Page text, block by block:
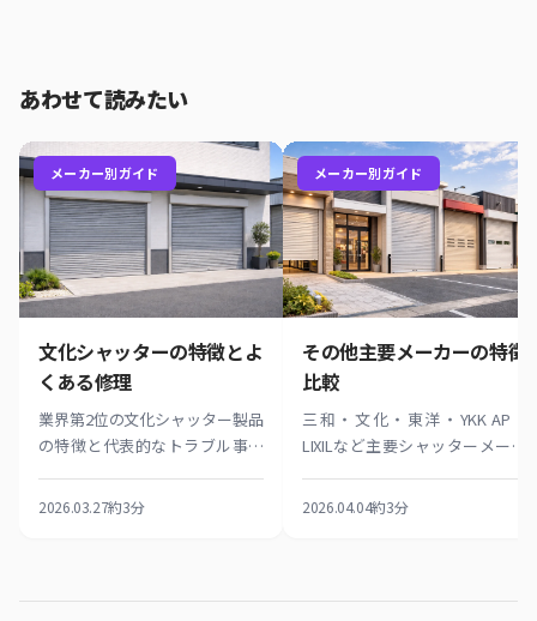
あわせて読みたい
メーカー別ガイド
文化シャッターの特徴とよ
くある修理
業界第2位の文化シャッター製品
の特徴と代表的なトラブル事例
対応工事店として豊富な修理実
2026.03.27約3分
メーカー別ガイド
その他主要メーカーの特徴
比較
三和・文化・東洋・YKK AP・
LIXILなど主要シャッターメーカ
フター対応で徹底比較。新設・
2026.04.04約3分